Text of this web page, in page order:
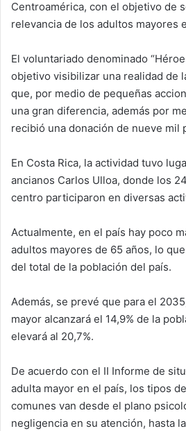
Centroamérica, con el objetivo de
relevancia de los adultos mayores
El voluntariado denominado
objetivo visibilizar una realidad de
que, por medio de pequeñas
una gran diferencia, además por
recibió una donación de nueve mil
En Costa Rica, la actividad tuvo
ancianos Carlos Ulloa, donde los
centro participaron en diversas
Actualmente, en el país hay poco
adultos mayores de 65 años, lo
del total de la población del país.
Además, se prevé que para el
mayor alcanzará el 14,9% de la
elevará al 20,7%.
De acuerdo con el II Informe de
adulta mayor en el país, los tipos
comunes van desde el plano
negligencia en su atención, hasta